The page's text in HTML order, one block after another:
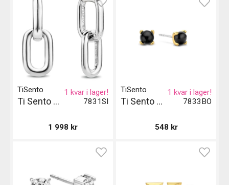
7831SI
TiSento
Ti Sento Milano Örhängen
1 kvar i lager!
1 998 kr
7833BO
TiSento
Ti Sento Milano Örhängen
1 kvar i lager!
548 kr